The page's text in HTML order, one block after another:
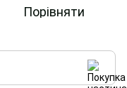
Порівняти